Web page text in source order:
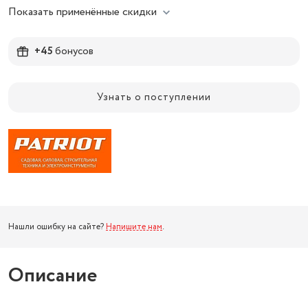
Показать применённые скидки
+45бонусов
Узнать о поступлении
Нашли ошибку на сайте? Напишите нам.
Описание